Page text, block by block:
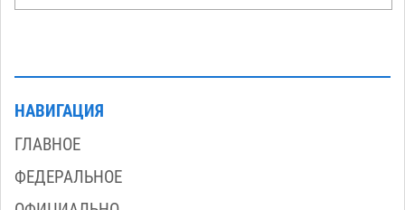
НАВИГАЦИЯ
ГЛАВНОЕ
ФЕДЕРАЛЬНОЕ